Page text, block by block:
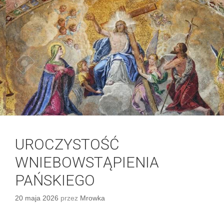
UROCZYSTOŚĆ
WNIEBOWSTĄPIENIA
PAŃSKIEGO
20 maja 2026 przez Mrowka